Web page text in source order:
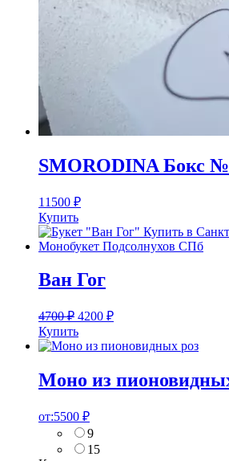
SMORODINA Бокс
11500 ₽
Купить
Ван Гог
4700₽ 4200 ₽
Купить
Моно из
от:5500 ₽
9
15